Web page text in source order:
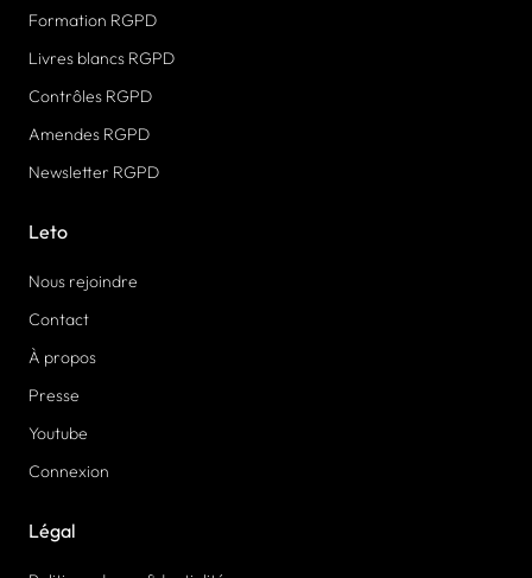
Formation RGPD
Livres blancs RGPD
Contrôles RGPD
Amendes RGPD
Newsletter RGPD
Leto
Nous rejoindre
Contact
À propos
Presse
Youtube
Connexion
Légal